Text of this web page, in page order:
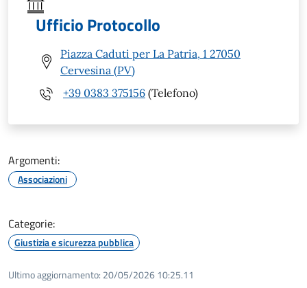
Ufficio Protocollo
Piazza Caduti per La Patria, 1 27050
Cervesina (PV)
+39 0383 375156 (Telefono)
Argomenti:
Associazioni
Categorie:
Giustizia e sicurezza pubblica
Ultimo aggiornamento: 20/05/2026 10:25.11